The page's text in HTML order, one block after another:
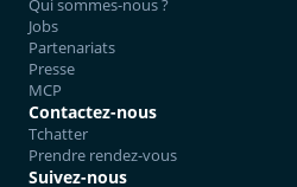
Qui sommes-nous ?
Jobs
Partenariats
Presse
MCP
Contactez-nous
Tchatter
Prendre rendez-vous
Suivez-nous